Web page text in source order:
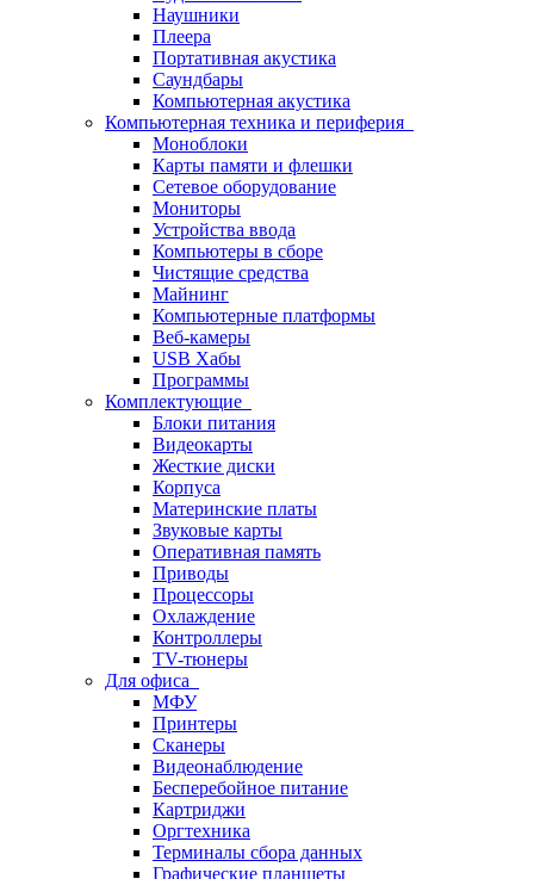
Наушники
Плеера
Портативная акустика
Саундбары
Компьютерная акустика
Компьютерная техника и периферия
Моноблоки
Карты памяти и флешки
Сетевое оборудование
Мониторы
Устройства ввода
Компьютеры в сборе
Чистящие средства
Майнинг
Компьютерные платформы
Веб-камеры
USB Хабы
Программы
Комплектующие
Блоки питания
Видеокарты
Жесткие диски
Корпуса
Материнские платы
Звуковые карты
Оперативная память
Приводы
Процессоры
Охлаждение
Контроллеры
TV-тюнеры
Для офиса
МФУ
Принтеры
Сканеры
Видеонаблюдение
Бесперебойное питание
Картриджи
Оргтехника
Терминалы сбора данных
Графические планшеты